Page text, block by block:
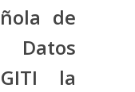
de
Datos
la